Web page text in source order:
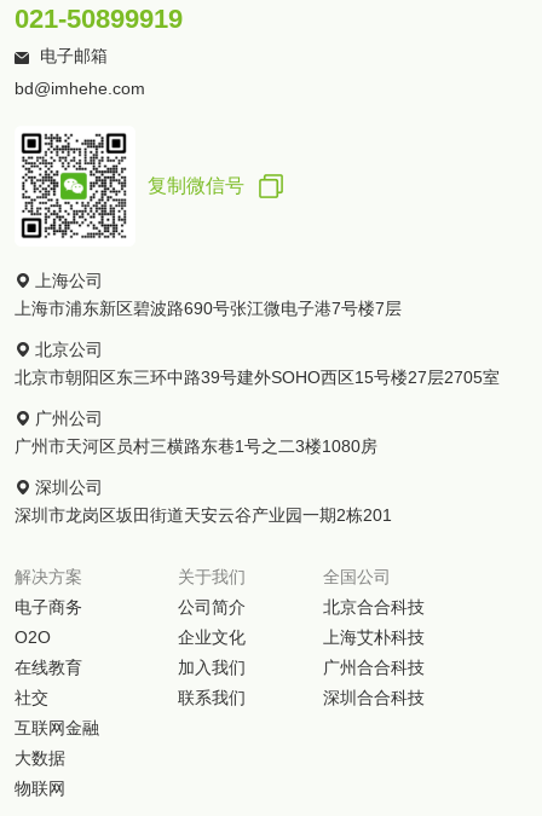
021-50899919
电子邮箱
bd@imhehe.com
复制微信号
上海公司
上海市浦东新区碧波路690号张江微电子港7号楼7层
北京公司
北京市朝阳区东三环中路39号建外SOHO西区15号楼27层2705室
广州公司
广州市天河区员村三横路东巷1号之二3楼1080房
深圳公司
深圳市龙岗区坂田街道天安云谷产业园一期2栋201
解决方案
电子商务
O2O
在线教育
社交
互联网金融
大数据
物联网
关于我们
公司简介
企业文化
加入我们
联系我们
全国公司
北京合合科技
上海艾朴科技
广州合合科技
深圳合合科技